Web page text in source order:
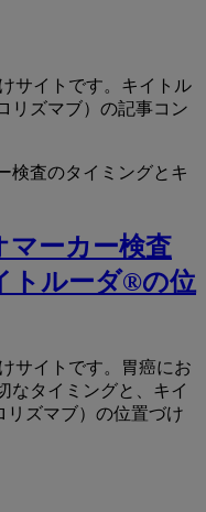
サイトです。キイトル
ズマブ）の記事コン
マーカー検査
トルーダ®の位
サイトです。胃癌にお
なタイミングと、キイ
リズマブ）の位置づけ